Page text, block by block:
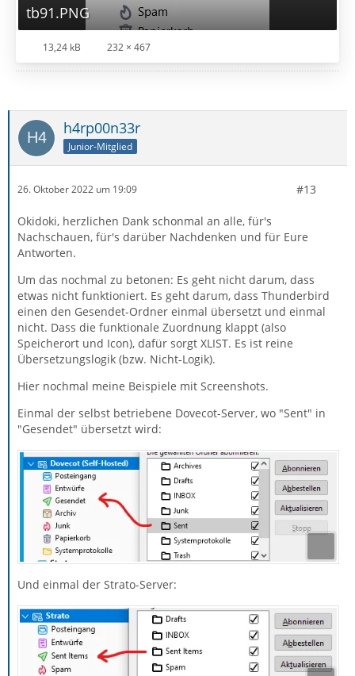
tb91.PNG
13,24 kB 232 × 467
h4rp00n33r
Junior-Mitglied
26. Oktober 2022 um 19:09 #13
Okidoki, herzlichen Dank schonmal an alle, für's
Nachschauen, für's darüber Nachdenken und für Eure
Antworten.
Um das nochmal zu betonen: Es geht nicht darum, dass
etwas nicht funktioniert. Es geht darum, dass Thunderbird
einen den Gesendet-Ordner einmal übersetzt und einmal
nicht. Dass die funktionale Zuordnung klappt (also
Speicherort und Icon), dafür sorgt XLIST. Es ist reine
Übersetzungslogik (bzw. Nicht-Logik).
Hier nochmal meine Beispiele mit Screenshots.
Einmal der selbst betriebene Dovecot-Server, wo "Sent" in
"Gesendet" übersetzt wird:
Und einmal der Strato-Server: